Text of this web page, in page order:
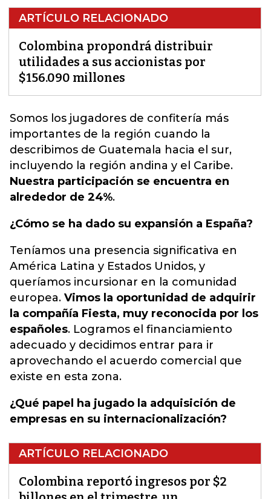
ARTÍCULO RELACIONADO
Colombina propondrá distribuir
utilidades a sus accionistas por
$156.090 millones
Somos los jugadores de confitería más
importantes de la región cuando la
describimos de Guatemala hacia el sur,
incluyendo la región andina y el Caribe.
Nuestra participación se encuentra en
alrededor de 24%.
¿Cómo se ha dado su expansión a España?
Teníamos una presencia significativa en
América Latina y Estados Unidos, y
queríamos incursionar en la comunidad
europea. Vimos la oportunidad de adquirir
la compañía Fiesta, muy reconocida por los
españoles. Logramos el financiamiento
adecuado y decidimos entrar para ir
aprovechando el acuerdo comercial que
existe en esta zona.
¿Qué papel ha jugado la adquisición de
empresas en su internacionalización?
ARTÍCULO RELACIONADO
Colombina reportó ingresos por $2